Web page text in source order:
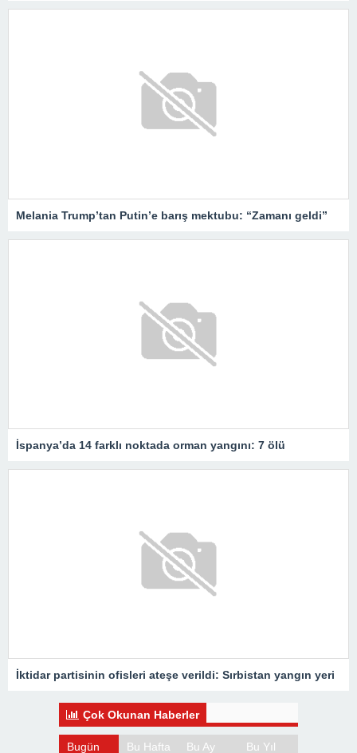
Melania Trump’tan Putin’e barış mektubu: “Zamanı geldi”
İspanya’da 14 farklı noktada orman yangını: 7 ölü
İktidar partisinin ofisleri ateşe verildi: Sırbistan yangın yeri
Çok Okunan Haberler
Bugün Bu Hafta Bu Ay Bu Yıl